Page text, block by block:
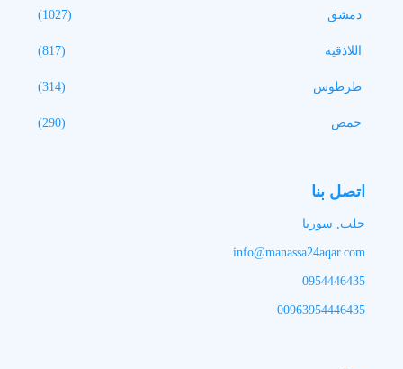
دمشق (1027)
اللاذقية (817)
طرطوس (314)
حمص (290)
اتصل بنا
حلب, سوريا
info@manassa24aqar.com
0954446435
00963954446435